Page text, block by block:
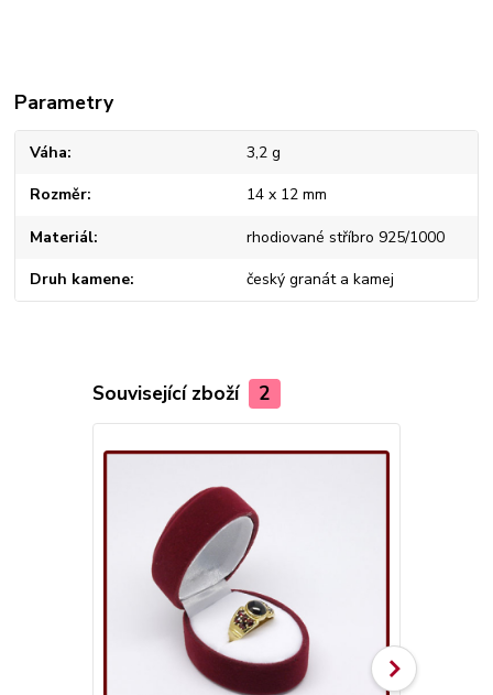
Parametry
Váha 3,2 g
Rozměr 14 x 12 mm
Materiál rhodiované stříbro 925/1000
Druh kamene český granát a kamej
Související zboží 2